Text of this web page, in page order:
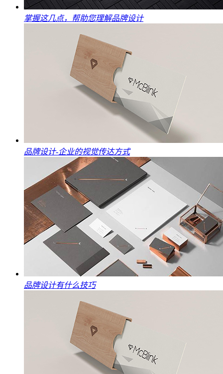
掌握这几点，帮助您理解品牌设计
品牌设计-企业的视觉传达方式
品牌设计有什么技巧